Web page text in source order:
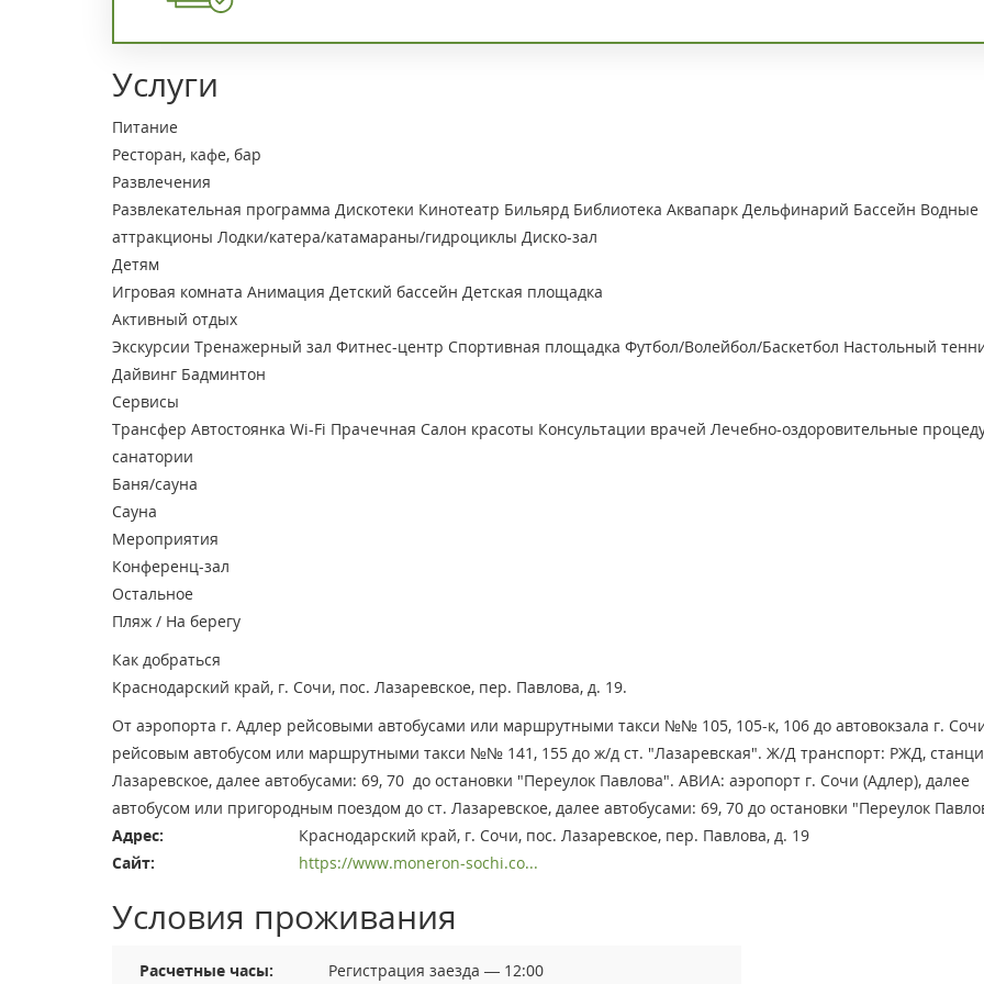
Услуги
Питание
Ресторан, кафе, бар
Развлечения
Развлекательная программа Дискотеки Кинотеатр Бильярд Библиотека Аквапарк Дельфинарий Бассейн Водные
аттракционы Лодки/катера/катамараны/гидроциклы Диско-зал
Детям
Игровая комната Анимация Детский бассейн Детская площадка
Активный отдых
Экскурсии Тренажерный зал Фитнес-центр Спортивная площадка Футбол/Волейбол/Баскетбол Настольный
Дайвинг Бадминтон
Сервисы
Трансфер Автостоянка Wi-Fi Прачечная Салон красоты Консультации врачей Лечебно-оздоровительные
санатории
Баня/сауна
Сауна
Мероприятия
Конференц-зал
Остальное
Пляж / На берегу
Как добраться
Краснодарский край, г. Сочи, пос. Лазаревское, пер. Павлова, д. 19.
От аэропорта г. Адлер рейсовыми автобусами или маршрутными такси №№ 105, 105-к, 106 до автовокзала г.
рейсовым автобусом или маршрутными такси №№ 141, 155 до ж/д ст. "Лазаревская". Ж/Д транспорт: РЖД,
Лазаревское, далее автобусами: 69, 70 до остановки "Переулок Павлова". АВИА: аэропорт г. Сочи (Адлер), далее
автобусом или пригородным поездом до ст. Лазаревское, далее автобусами: 69, 70 до остановки "Переулок
Адрес:
Краснодарский край, г. Сочи, пос. Лазаревское, пер. Павлова, д. 19
Сайт:
https://www.moneron-sochi.co...
Условия проживания
Расчетные часы:
Регистрация заезда — 12:00